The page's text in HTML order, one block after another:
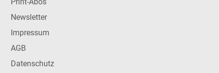
Newsletter
Impressum
AGB
Datenschutz